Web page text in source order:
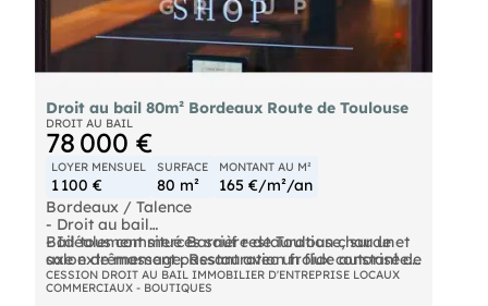
Droit au bail 80m² Bordeaux Route de Toulouse
DROIT AU BAIL
78 000 €
LOYER MENSUEL
1 100 €
SURFACE
80 m²
MONTANT AU M²
165 €/m²/an
Bordeaux / Talence
- Droit au bail
- Idéalement situé Barrière de Toulouse, sur un
axe extrêmement passant avec un flux constant de
véhicules, le service Commerce de vous propose
un local commercial d'environ 80 m² en rez-de-
Bail tous commerces sauf restauration chaude et
salon de massage. Restauration froide autorisée.
Loyer : 1 100€ NET / HC / mois
CESSION DROIT AU BAIL IMMOBILIER D'ENTREPRISE LOCAUX
COMMERCIAUX - BOUTIQUES